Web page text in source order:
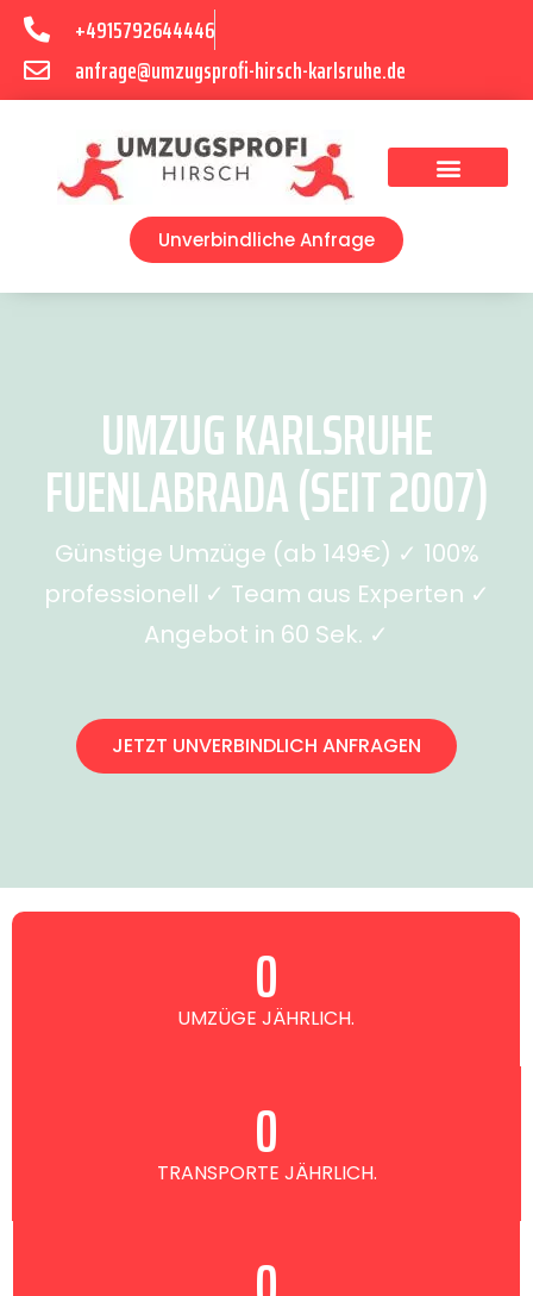
+4915792644446
anfrage@umzugsprofi-hirsch-karlsruhe.de
Unverbindliche Anfrage
UMZUG KARLSRUHE
FUENLABRADA (SEIT 2007)
Günstige Umzüge (ab 149€) ✓ 100%
professionell ✓ Team aus Experten ✓
Angebot in 60 Sek. ✓
JETZT UNVERBINDLICH ANFRAGEN
UMZÜGE JÄHRLICH.
0
TRANSPORTE JÄHRLICH.
0